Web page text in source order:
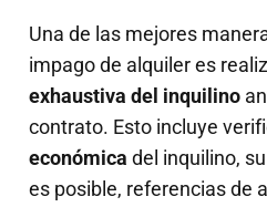
Una de las mejores
impago de alquiler es
exhaustiva del inquilino
contrato. Esto incluye
económica del inquilino,
es posible, referencias de